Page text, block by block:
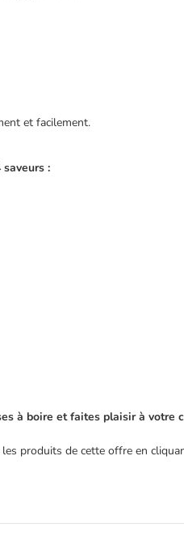
et facilement.
:
à boire et faites plaisir à votre
produits de cette offre en